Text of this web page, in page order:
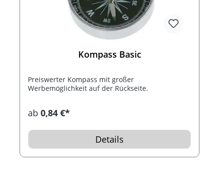
Kompass Basic
Preiswerter Kompass mit großer
Werbemöglichkeit auf der Rückseite.
ab 0,84 €*
Details